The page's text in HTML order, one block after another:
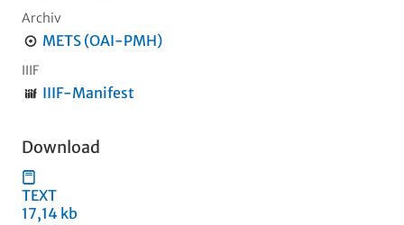
Archiv
METS (OAI-PMH)
IIIF
IIIF-Manifest
Download
TEXT
17,14 kb